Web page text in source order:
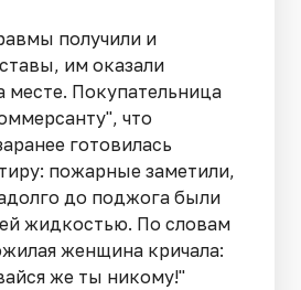
получили и
им оказали
Покупательница
что
готовилась
пожарные заметили,
до поджога были
жидкостью. По словам
женщина кричала:
же ты никому!"